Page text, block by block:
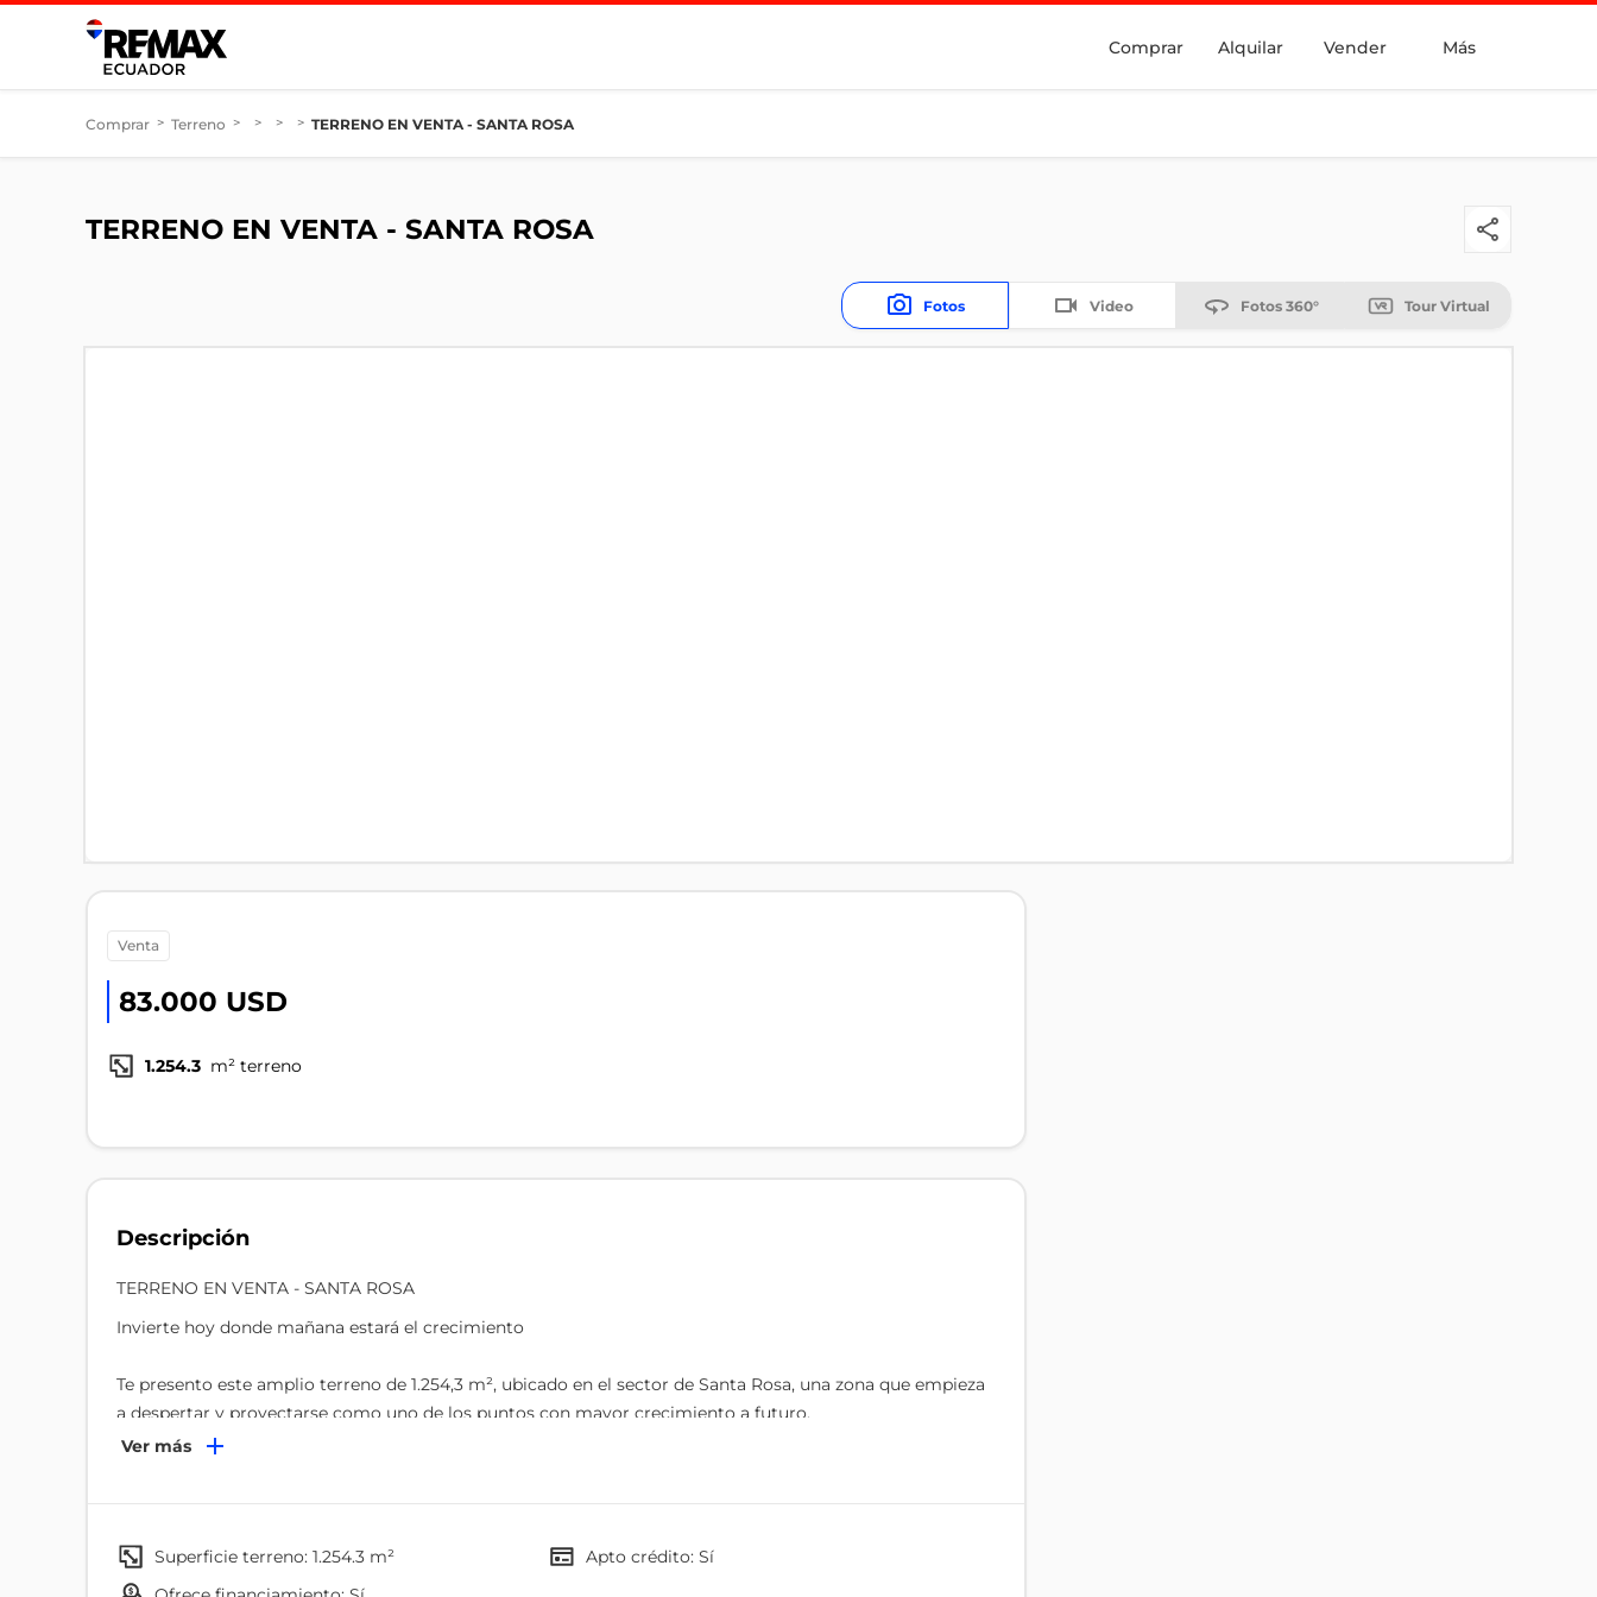
Comprar Alquilar Vender Más
Comprar > Terreno > > > > TERRENO EN VENTA - SANTA ROSA
TERRENO EN VENTA - SANTA ROSA
Fotos Video Fotos 360° Tour Virtual
venta
83.000 USD
1.254.3 m² terreno
Descripción
TERRENO EN VENTA - SANTA ROSA
Invierte hoy donde mañana estará el crecimiento
Te presento este amplio terreno de 1.254,3 m², ubicado en el sector de Santa Rosa, una zona que empieza
a despertar y proyectarse como uno de los puntos con mayor crecimiento a futuro.
base sólida para cualquier tipo de desarrollo. Su entorno, rodeado de amplios espacios y naturaleza,
Además, su cercanía a instituciones educativas lo convierte en una excelente opción tanto para proyectos
Ver más
superficie terreno: 1.254.3 m²
Apto crédito: Sí